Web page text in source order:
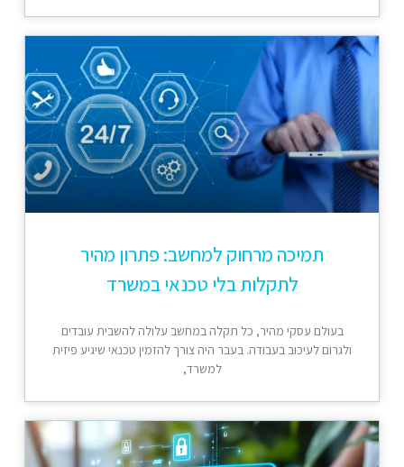
תמיכה מרחוק למחשב: פתרון מהיר
לתקלות בלי טכנאי במשרד
בעולם עסקי מהיר, כל תקלה במחשב עלולה להשבית עובדים
ולגרום לעיכוב בעבודה. בעבר היה צורך להזמין טכנאי שיגיע פיזית
למשרד,